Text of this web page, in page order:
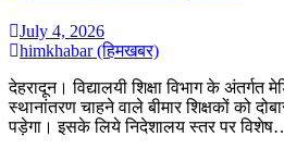
July 4, 2026
himkhabar (हिमखबर)
देहरादून। विद्यालयी शिक्षा विभाग के
स्थानांतरण चाहने वाले बीमार शिक्षकों को
पड़ेगा। इसके लिये निदेशालय स्तर पर